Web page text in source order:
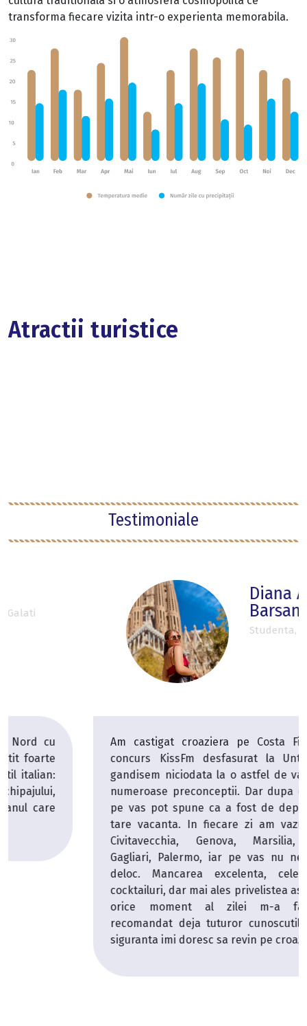
transforma fiecare vizita intr-o experienta memorabila.
Atractii turistice
Testimoniale
Diana Antonia
Barsan
Studenta, Bucuresti
Am castigat croaziera pe Costa Firenze la un
concurs KissFm desfasurat la Untold. Nu ma
gandisem niciodata la o astfel de vacanta, avem
numeroase preconceptii. Dar dupa o saptamana
pe vas pot spune ca a fost de departe cea mai
tare vacanta. In fiecare zi am vazut alt oras -
Civitavecchia, Genova, Marsilia, Barcelona,
Gagliari, Palermo, iar pe vas nu ne-am plictisit
deloc. Mancarea excelenta, cele mai bune
cocktailuri, dar mai ales privelistea asupra marii in
orice moment al zilei m-a fascinat. Am
recomandat deja tuturor cunoscutilor mei si cu
siguranta imi doresc sa revin pe croaziera curand.